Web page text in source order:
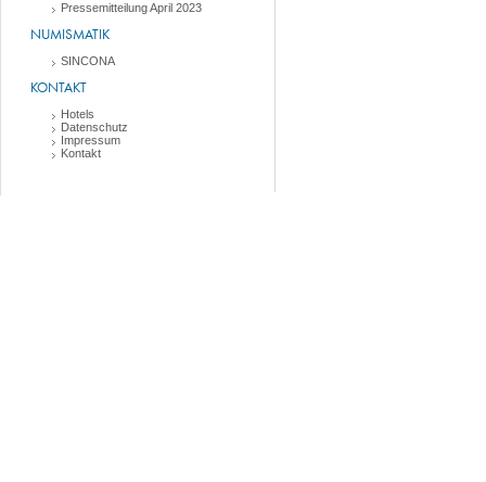
Pressemitteilung April 2023
NUMISMATIK
SINCONA
KONTAKT
Hotels
Datenschutz
Impressum
Kontakt